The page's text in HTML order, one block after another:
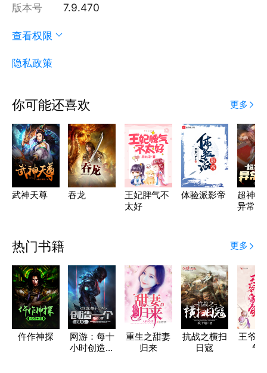
版本号 7.9.470
查看权限
隐私政策
你可能还喜欢 更多
武神天尊 吞龙
王妃脾气不
太好
体验派影帝
超神学
异常枪
热门书籍 更多
仵作神探
网游：每十
小时创造一
重生之甜妻
归来
抗战之横扫
日寇
王爷
气